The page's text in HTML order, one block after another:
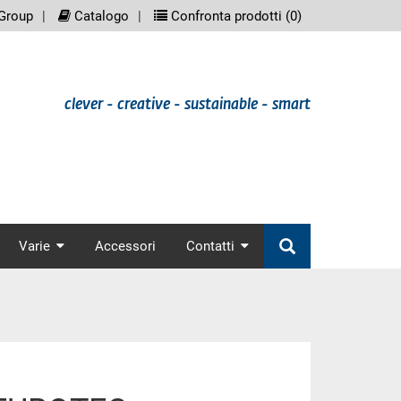
Catalogo Confronta prodotti (0)
clever - creative - sustainable - smart
Varie Accessori Contatti